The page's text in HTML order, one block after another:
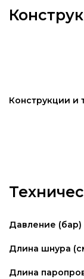
Конструкции и
Давление (бар)
Длина шнура
Длина